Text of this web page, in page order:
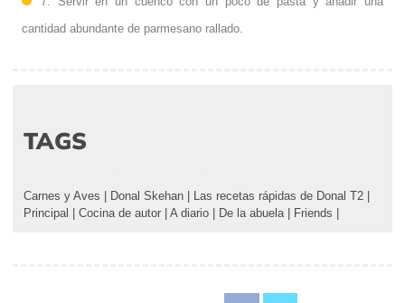
cantidad abundante de parmesano rallado.
TAGS
Carnes y Aves | Donal Skehan | Las recetas rápidas de Donal T2 |
Principal | Cocina de autor | A diario | De la abuela | Friends |